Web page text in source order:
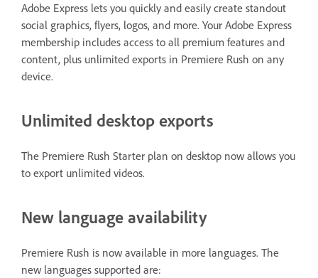
Adobe Express lets you quickly and easily create standout
social graphics, flyers, logos, and more. Your Adobe Express
membership includes access to all premium features and
content, plus unlimited exports in Premiere Rush on any
device.
Unlimited desktop exports
The Premiere Rush Starter plan on desktop now allows you
to export unlimited videos.
New language availability
Premiere Rush is now available in more languages. The
new languages supported are: